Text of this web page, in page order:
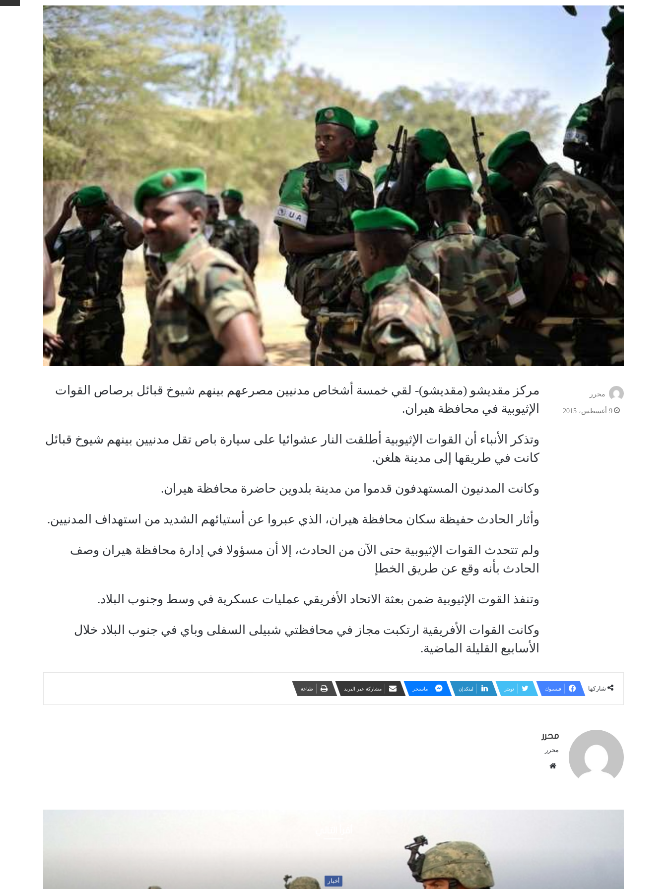
مركز مقديشو (مقديشو)- لقي خمسة أشخاص مدنيين مصرعهم بينهم شيوخ قبائل برصاص القوات
الإثيوبية في محافظة هيران.
وتذكر الأنباء أن القوات الإثيوبية أطلقت النار عشوائيا على سيارة باص تقل مدنيين بينهم شيوخ قبائل
كانت في طريقها إلى مدينة هلغن.
وكانت المدنيون المستهدفون قدموا من مدينة بلدوين حاضرة محافظة هيران.
وأثار الحادث حفيظة سكان محافظة هيران، الذي عبروا عن أستيائهم الشديد من استهداف المدنيين.
ولم تتحدث القوات الإثيوبية حتى الآن من الحادث، إلا أن مسؤولا في إدارة محافظة هيران وصف
الحادث بأنه وقع عن طريق الخطإ
وتنفذ القوت الإثيوبية ضمن بعثة الاتحاد الأفريقي عمليات عسكرية في وسط وجنوب البلاد.
وكانت القوات الأفريقية ارتكبت مجاز في محافظتي شبيلى السفلى وباي في جنوب البلاد خلال
الأسابيع القليلة الماضية.
محرر
9 أغسطس، 2015
شاركها فيسبوك تويتر لينكدإن ماسنجر مشاركة عبر البريد طباعة
محرر
محرر
أخبار